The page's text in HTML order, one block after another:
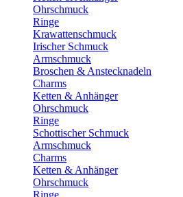
Ohrschmuck
Ringe
Krawattenschmuck
Irischer Schmuck
Armschmuck
Broschen & Anstecknadeln
Charms
Ketten & Anhänger
Ohrschmuck
Ringe
Schottischer Schmuck
Armschmuck
Charms
Ketten & Anhänger
Ohrschmuck
Ringe